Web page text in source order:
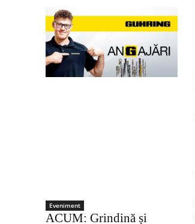
Eveniment
ACUM: Grindină și